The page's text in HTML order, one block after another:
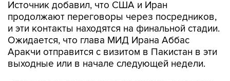
и эти контакты находятся на финальной стадии.
Ожидается, что глава МИД Ирана Аббас
Аракчи отправится с визитом в Пакистан в эти
выходные или в начале следующей недели.
Ранее в МИД Ирана сообщали, что Тегеран и